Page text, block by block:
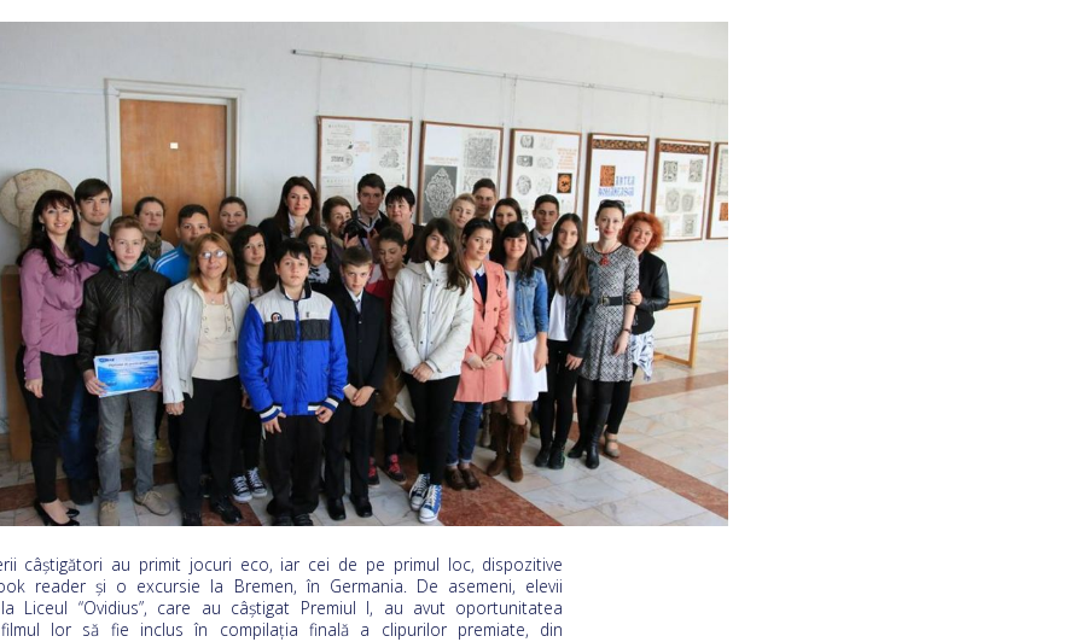
câştigători au primit jocuri eco, iar cei de pe primul loc, dispozitive
reader și o excursie la Bremen, în Germania. De asemeni, elevii
Liceul “Ovidius”, care au câștigat Premiul I, au avut oportunitatea
lor să fie inclus în compilaţia finală a clipurilor premiate, din